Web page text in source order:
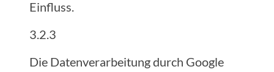
Einfluss.
3.2.3
Die Datenverarbeitung durch Google